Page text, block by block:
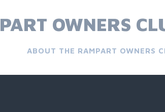
OWNERS
ABOUT THE RAMPART OWNERS